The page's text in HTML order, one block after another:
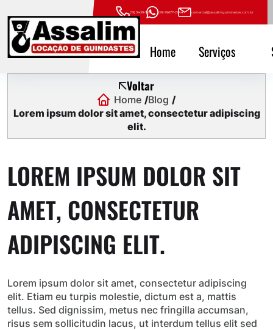
(19) 3439-1593 (19) 99677-2944 comercial@assalimguindastes.com.br
Home Serviços
Voltar
Home Blog
Lorem ipsum dolor sit amet, consectetur adipiscing
elit.
LOREM IPSUM DOLOR SIT
AMET, CONSECTETUR
ADIPISCING ELIT.
Lorem ipsum dolor sit amet, consectetur adipiscing
elit. Etiam eu turpis molestie, dictum est a, mattis
tellus. Sed dignissim, metus nec fringilla accumsan,
risus sem sollicitudin lacus, ut interdum tellus elit sed